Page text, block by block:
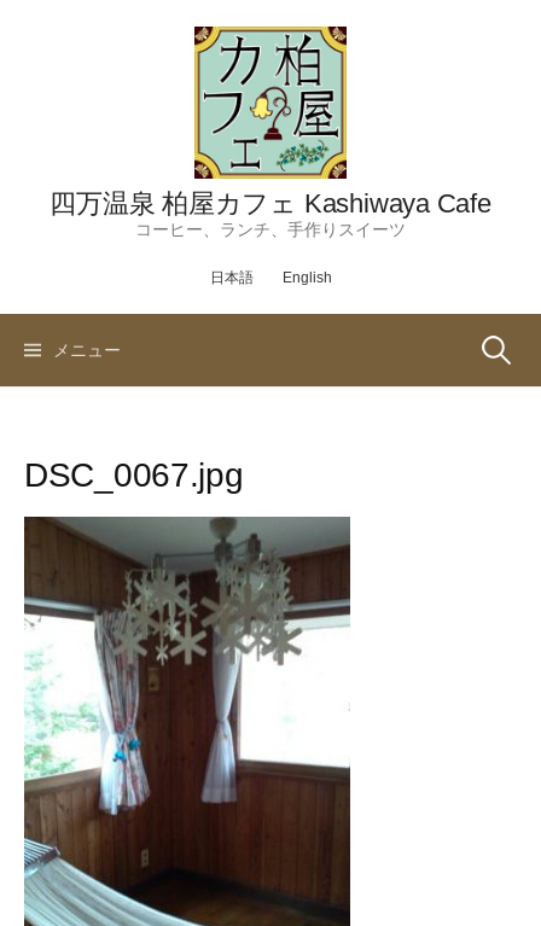
四万温泉 柏屋カフェ Kashiwaya Cafe
コーヒー、ランチ、手作りスイーツ
日本語 English
メニュー 検
DSC_0067.jpg